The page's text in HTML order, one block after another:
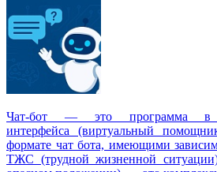
Чат-бот — это программа в
интерфейса (виртуальный
формате чат бота, имеющими
ТЖС (трудной жизненной